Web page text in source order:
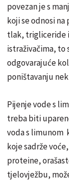
povezan je s
koji se odnosi
tlak, trigliceride
istraživačima, to
odgovarajuće
poništavanju
Pijenje vode s
treba biti
voda s limunom
koje sadrže
proteine,
tjelovježbu,